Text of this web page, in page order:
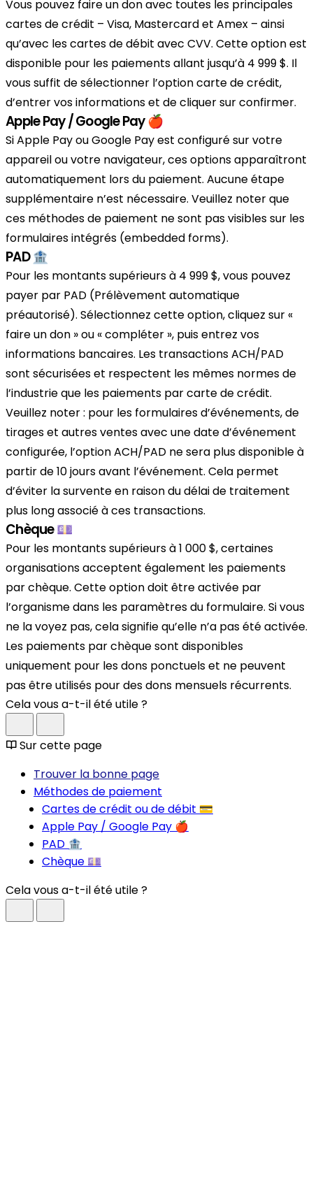
Vous pouvez faire un don avec toutes les principales
cartes de crédit – Visa, Mastercard et Amex – ainsi
qu’avec les cartes de débit avec CVV. Cette option est
disponible pour les paiements allant jusqu’à 4 999 $. Il
vous suffit de sélectionner l’option carte de crédit,
d’entrer vos informations et de cliquer sur confirmer.
Apple Pay / Google Pay 🍎
Si Apple Pay ou Google Pay est configuré sur votre
appareil ou votre navigateur, ces options apparaîtront
automatiquement lors du paiement. Aucune étape
supplémentaire n’est nécessaire. Veuillez noter que
ces méthodes de paiement ne sont pas visibles sur les
formulaires intégrés (embedded forms).
PAD 🏦
Pour les montants supérieurs à 4 999 $, vous pouvez
payer par PAD (Prélèvement automatique
préautorisé). Sélectionnez cette option, cliquez sur «
faire un don » ou « compléter », puis entrez vos
informations bancaires. Les transactions ACH/PAD
sont sécurisées et respectent les mêmes normes de
l’industrie que les paiements par carte de crédit.
Veuillez noter : pour les formulaires d’événements, de
tirages et autres ventes avec une date d’événement
configurée, l’option ACH/PAD ne sera plus disponible à
partir de 10 jours avant l’événement. Cela permet
d’éviter la survente en raison du délai de traitement
plus long associé à ces transactions.
Chèque 💷
Pour les montants supérieurs à 1 000 $, certaines
organisations acceptent également les paiements
par chèque. Cette option doit être activée par
l’organisme dans les paramètres du formulaire. Si vous
ne la voyez pas, cela signifie qu’elle n’a pas été activée.
Les paiements par chèque sont disponibles
uniquement pour les dons ponctuels et ne peuvent
pas être utilisés pour des dons mensuels récurrents.
Cela vous a-t-il été utile ?
Sur cette page
Trouver la bonne page
Méthodes de paiement
Cartes de crédit ou de débit 💳
Apple Pay / Google Pay 🍎
PAD 🏦
Chèque 💷
Cela vous a-t-il été utile ?